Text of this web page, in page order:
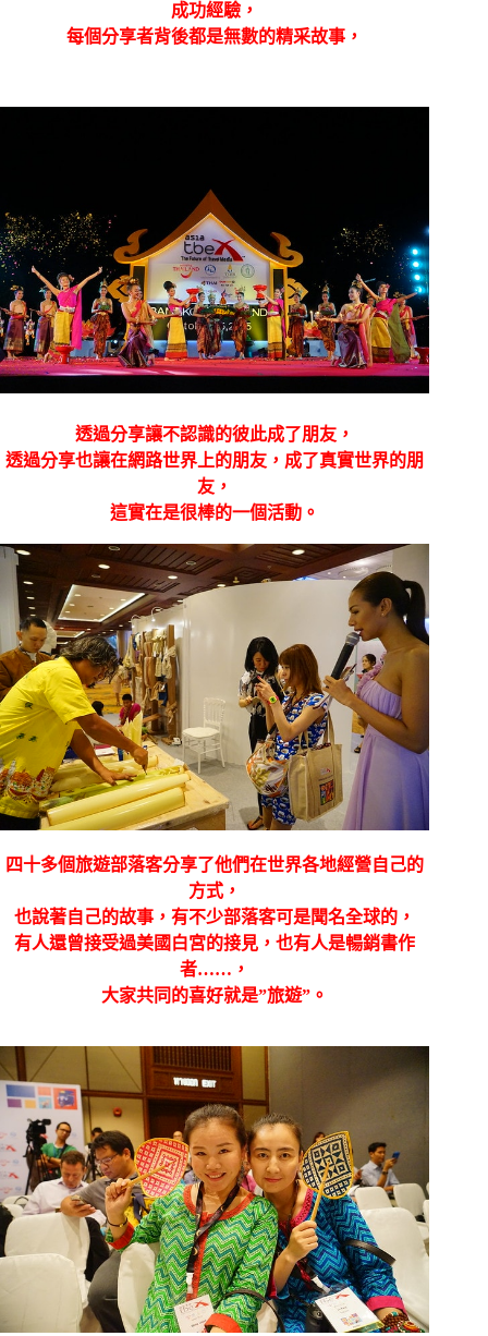
成功經驗，
每個分享者背後都是無數的精采故事，
透過分享讓不認識的彼此成了朋友，
透過分享也讓在網路世界上的朋友，成了真實世界的朋
友，
這實在是很棒的一個活動。
四十多個旅遊部落客分享了他們在世界各地經營自己的
方式，
也說著自己的故事，有不少部落客可是聞名全球的，
有人還曾接受過美國白宮的接見，也有人是暢銷書作
者……，
大家共同的喜好就是”旅遊”。